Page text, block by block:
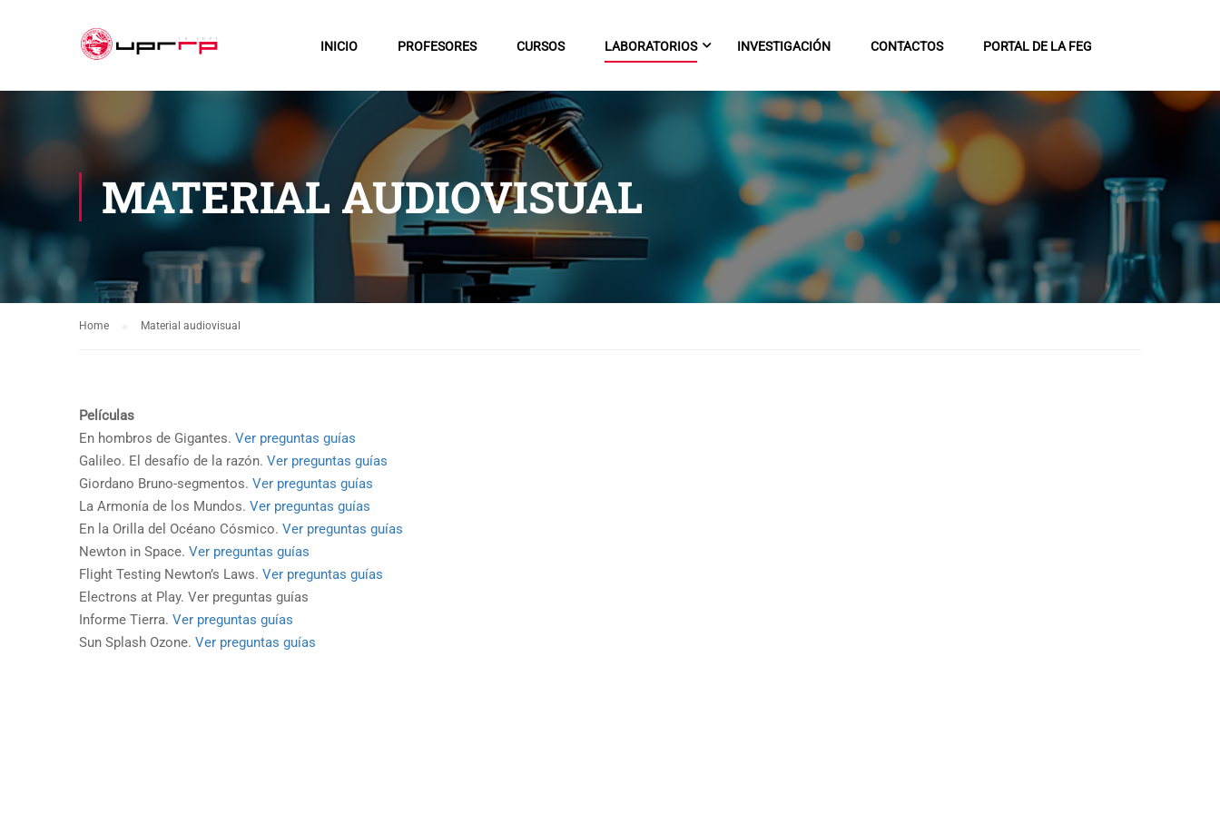
INICIO PROFESORES CURSOS LABORATORIOS INVESTIGACIÓN CONTACTOS PORTAL DE LA FEG
MATERIAL AUDIOVISUAL
Home Material audiovisual
Películas
En hombros de Gigantes. Ver preguntas guías
Galileo. El desafío de la razón. Ver preguntas guías
Giordano Bruno-segmentos. Ver preguntas guías
La Armonía de los Mundos. Ver preguntas guías
En la Orilla del Océano Cósmico. Ver preguntas guías
Newton in Space. Ver preguntas guías
Flight Testing Newton’s Laws. Ver preguntas guías
Electrons at Play. Ver preguntas guías
Informe Tierra. Ver preguntas guías
Sun Splash Ozone. Ver preguntas guías